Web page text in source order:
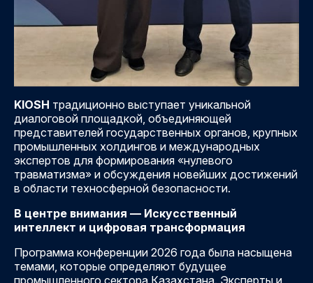
KIOSH традиционно выступает уникальной
диалоговой площадкой, объединяющей
представителей государственных органов, крупных
промышленных холдингов и международных
экспертов для формирования «нулевого
травматизма» и обсуждения новейших достижений
в области техносферной безопасности.
В центре внимания — Искусственный
интеллект и цифровая трансформация
Программа конференции 2026 года была насыщена
темами, которые определяют будущее
промышленного сектора Казахстана. Эксперты и